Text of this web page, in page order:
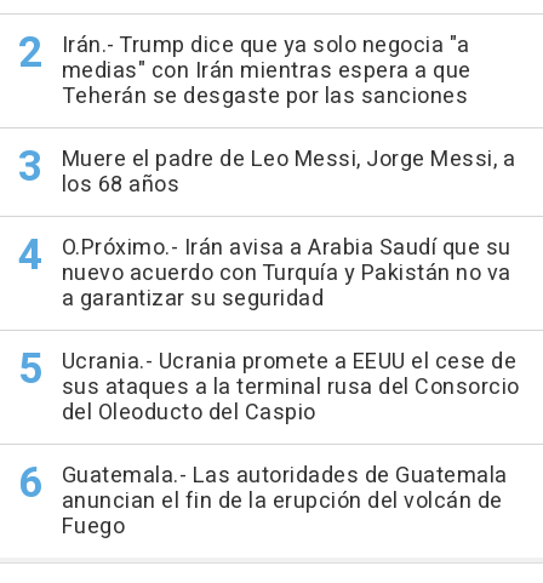
Irán.- Trump dice que ya solo negocia "a
medias" con Irán mientras espera a que
Teherán se desgaste por las sanciones
Muere el padre de Leo Messi, Jorge Messi, a
los 68 años
O.Próximo.- Irán avisa a Arabia Saudí que su
nuevo acuerdo con Turquía y Pakistán no va
a garantizar su seguridad
Ucrania.- Ucrania promete a EEUU el cese de
sus ataques a la terminal rusa del Consorcio
del Oleoducto del Caspio
Guatemala.- Las autoridades de Guatemala
anuncian el fin de la erupción del volcán de
Fuego